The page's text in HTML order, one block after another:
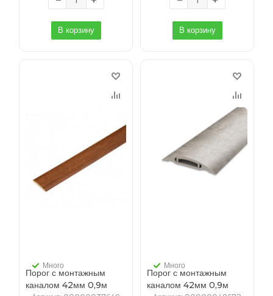
В корзину В корзину
Порог с монтажным
каналом 42мм 0,9м
Много
Порог с монтажным
каналом 42мм 0,9м
Много